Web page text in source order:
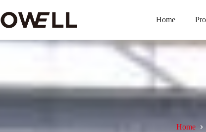
Home
Home